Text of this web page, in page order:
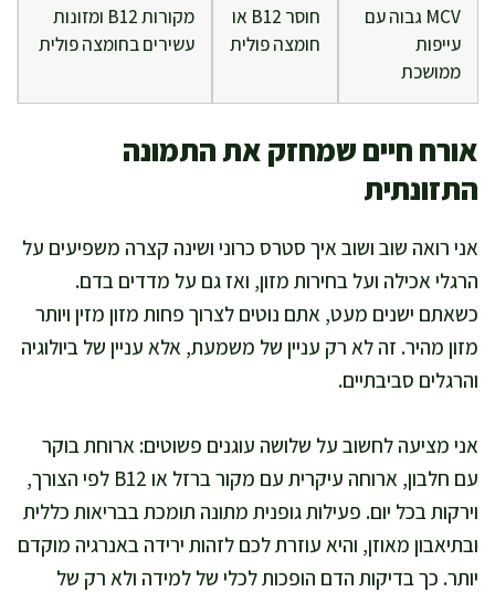
MCV גבוה עם
עייפות
ממושכת
חוסר B12 או
חומצה פולית
מקורות B12 ומזונות
עשירים בחומצה פולית
אורח חיים שמחזק את התמונה
התזונתית
אני רואה שוב ושוב איך סטרס כרוני ושינה קצרה משפיעים על
הרגלי אכילה ועל בחירות מזון, ואז גם על מדדים בדם.
כשאתם ישנים מעט, אתם נוטים לצרוך פחות מזון מזין ויותר
מזון מהיר. זה לא רק עניין של משמעת, אלא עניין של ביולוגיה
והרגלים סביבתיים.
אני מציעה לחשוב על שלושה עוגנים פשוטים: ארוחת בוקר
עם חלבון, ארוחה עיקרית עם מקור ברזל או B12 לפי הצורך,
וירקות בכל יום. פעילות גופנית מתונה תומכת בבריאות כללית
ובתיאבון מאוזן, והיא עוזרת לכם לזהות ירידה באנרגיה מוקדם
יותר. כך בדיקות הדם הופכות לכלי של למידה ולא רק של